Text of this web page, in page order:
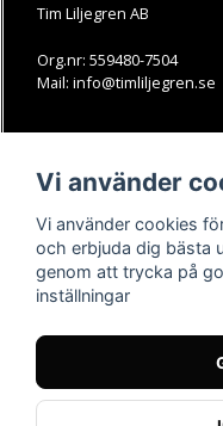
Tim Liljegren AB
Org.nr: 559480-7504
Mail: info@timliljegren.se
Köpvillkor
Kontakt
Youtube-videos
Vi använder
Vi använder cookies
och erbjuda dig bästa
genom att trycka på
inställningar